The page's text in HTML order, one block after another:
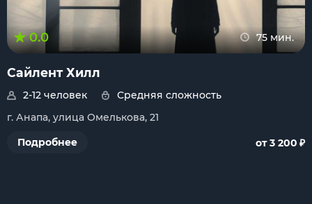
0.0 75 мин.
Сайлент Хилл
2-12 человек
Средняя сложность
г. Анапа, улица Омелькова, 21
Подробнее
от 3 200 ₽